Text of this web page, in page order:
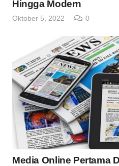
Hingga Modern
Oktober 5, 2022 0
Media Online Pertama